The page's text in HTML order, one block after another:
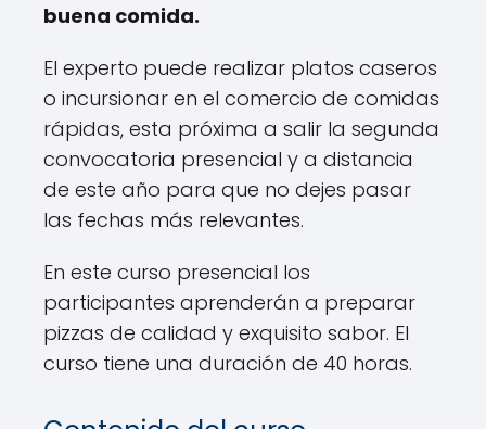
buena comida.
El experto puede realizar platos caseros
o incursionar en el comercio de comidas
rápidas, esta próxima a salir la segunda
convocatoria presencial y a distancia
de este año para que no dejes pasar
las fechas más relevantes.
En este curso presencial los
participantes aprenderán a preparar
pizzas de calidad y exquisito sabor. El
curso tiene una duración de 40 horas.